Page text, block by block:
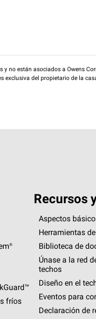
no están asociados a Owens
exclusiva del propietario de la
fríos
Recursos
Aspectos
Herramientas
Biblioteca de
Únase a la red
techos
Diseño en el
Eventos para
Declaración de